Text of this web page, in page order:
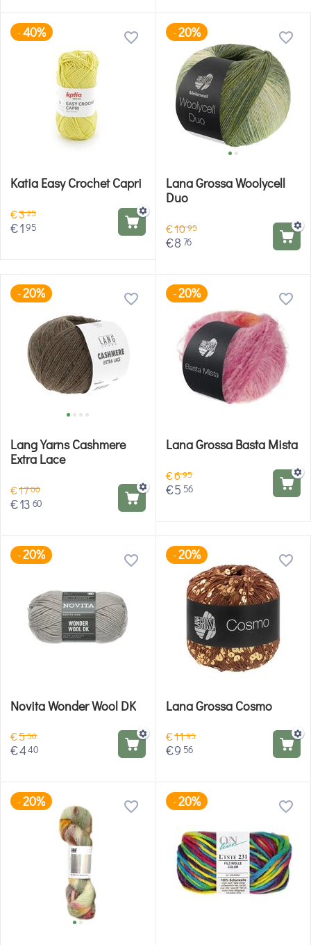
-40%
Katia Easy Crochet Capri
€325
€195
-20%
Lana Grossa Woolycell
Duo
€1095
€8 76
-20%
Lang Yarns Cashmere
Extra Lace
€1700
€13 60
-20%
Lana Grossa Basta Mista
€695
€5 56
-20%
Novita Wonder Wool DK
€550
€440
-20%
Lana Grossa Cosmo
€1195
€9 56
-20% -20%